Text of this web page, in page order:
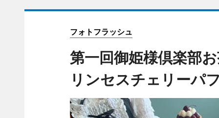
フォトフラッシュ
第一回御姫様倶楽部
リンセスチェリーパ